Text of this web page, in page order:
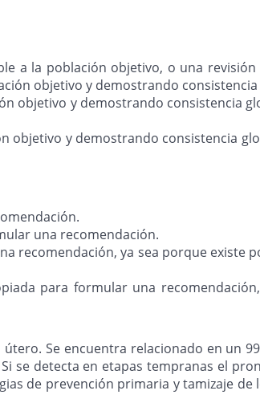
a la población objetivo, o una
objetivo y demostrando
objetivo y demostrando consistencia
objetivo y demostrando consistencia
una recomendación.
recomendación, ya sea porque existe
para formular una
Se encuentra relacionado en un
se detecta en etapas tempranas el
de prevención primaria y tamizaje de